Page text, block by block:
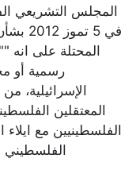
المجلس التشريعي
في 5
المحتلة على انه
رسمية أو
الإسرائيلية،
المعتقلين
الفلسطينيين مع
الفلسطيني